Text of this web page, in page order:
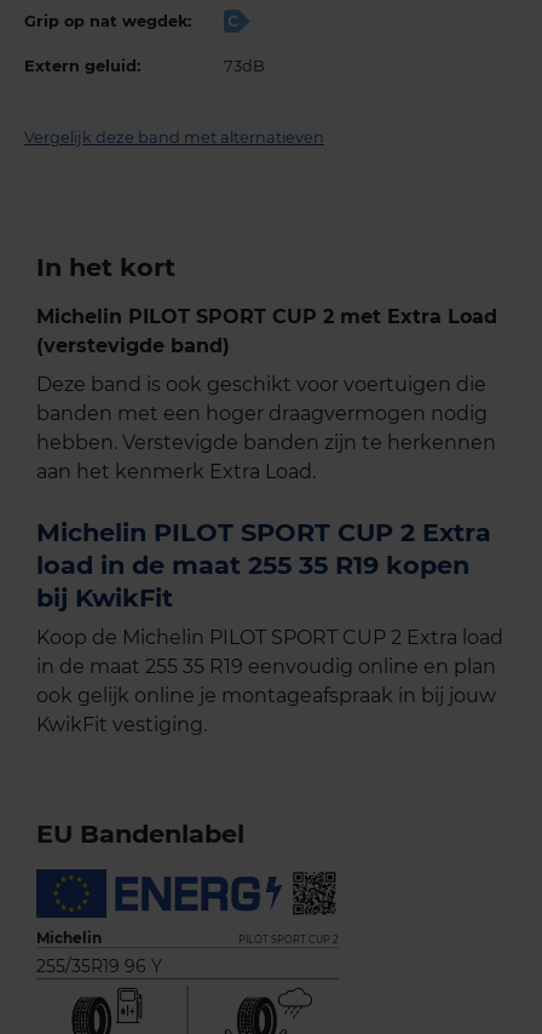
Grip op nat wegdek: C
Extern geluid: 73dB
Vergelijk deze band met alternatieven
In het kort
Michelin PILOT SPORT CUP 2 met Extra Load
(verstevigde band)
Deze band is ook geschikt voor voertuigen die
banden met een hoger draagvermogen nodig
hebben. Verstevigde banden zijn te herkennen
aan het kenmerk Extra Load.
Michelin PILOT SPORT CUP 2 Extra
load in de maat 255 35 R19 kopen
bij KwikFit
Koop de Michelin PILOT SPORT CUP 2 Extra load
in de maat 255 35 R19 eenvoudig online en plan
ook gelijk online je montageafspraak in bij jouw
KwikFit vestiging.
EU Bandenlabel
Michelin PILOT SPORT CUP 2
255/35R19 96 Y